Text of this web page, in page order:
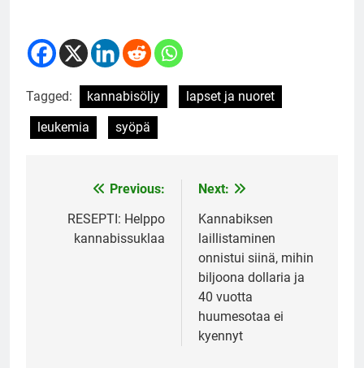
Tagged: kannabisöljy
lapset ja nuoret
leukemia
syöpä
navigation
Previous:
RESEPTI: Helppo
kannabissuklaa
Next:
Kannabiksen
laillistaminen
onnistui siinä, mihin
biljoona dollaria ja
40 vuotta
huumesotaa ei
kyennyt